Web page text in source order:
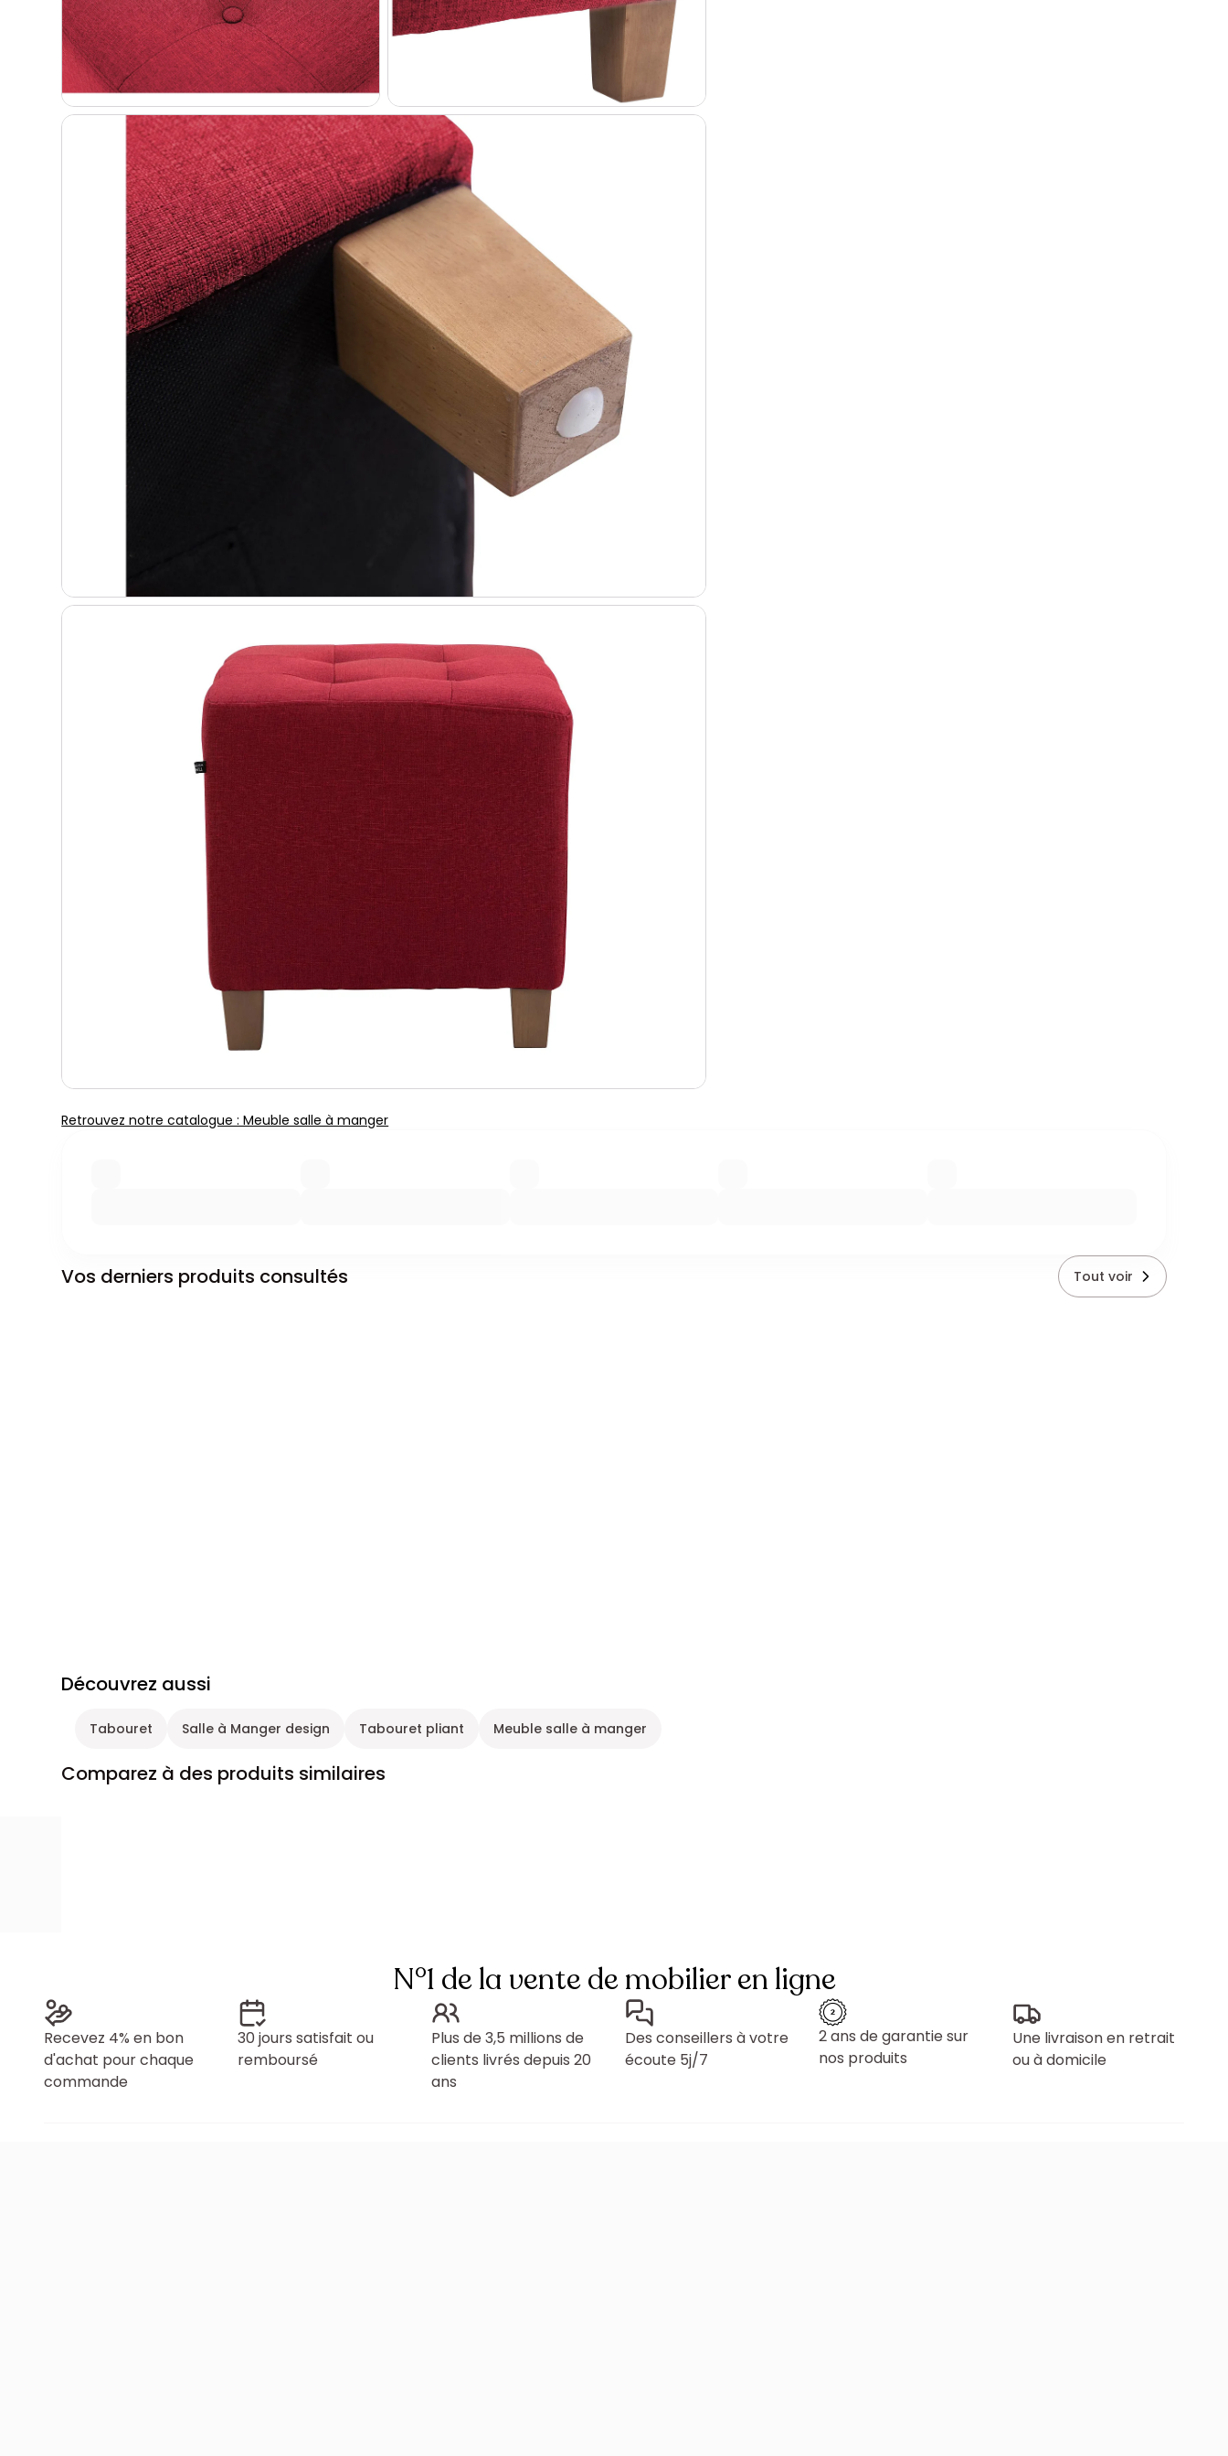
Retrouvez notre catalogue : Meuble salle à manger
Vos derniers produits consultés Tout voir
Découvrez aussi
Tabouret Salle à Manger design Tabouret pliant Meuble salle à manger
Comparez à des produits similaires
N°1 de la vente de mobilier en ligne
Recevez 4% en bon
d'achat pour chaque
commande
30 jours satisfait ou
remboursé
Plus de 3,5 millions de
clients livrés depuis 20
ans
Des conseillers à votre
écoute 5j/7
2 ans de garantie sur
nos produits
Une livraison en retrait
ou à domicile